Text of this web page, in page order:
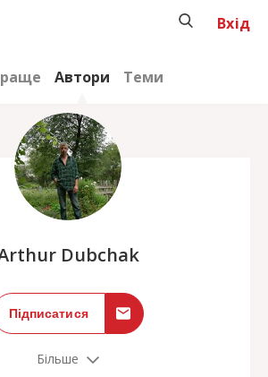
Автори Теми
Вхід
Dubchak
Підписатися
Більше